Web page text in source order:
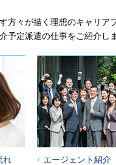
方々が描く理想のキャリア
予定派遣の仕事をご紹介しま
れ エージェント紹介